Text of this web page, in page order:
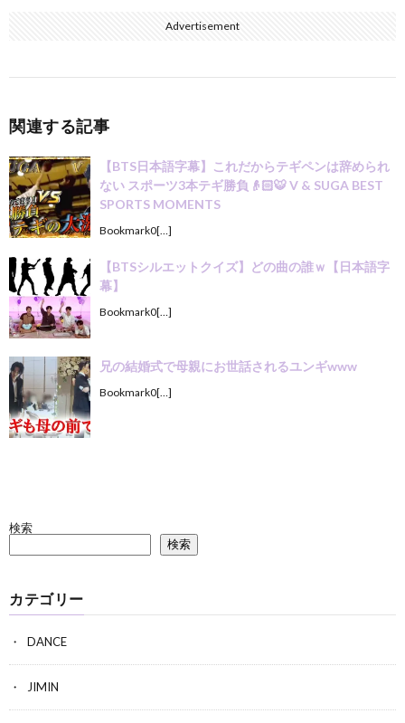
Advertisement
関連する記事
【BTS日本語字幕】これだからテギペンは辞められ
ない スポーツ3本テギ勝負👴🏻🐯 V & SUGA BEST
SPORTS MOMENTS
Bookmark0[…]
【BTSシルエットクイズ】どの曲の誰ｗ【日本語字
幕】
Bookmark0[…]
兄の結婚式で母親にお世話されるユンギwww
Bookmark0[…]
検索
検索
カテゴリー
DANCE
JIMIN